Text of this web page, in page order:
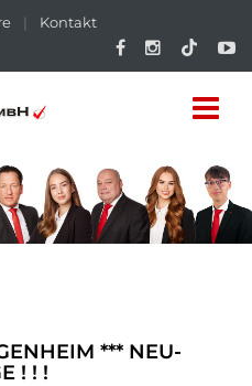
| Kontakt
*** NEU-
! ! !